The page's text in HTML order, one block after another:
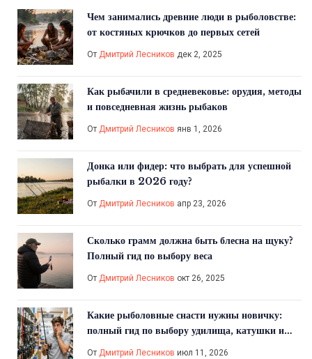
Чем занимались древние люди в рыболовстве:
от костяных крючков до первых сетей
От Дмитрий Лесников дек 2, 2025
Как рыбачили в средневековье: орудия, методы
и повседневная жизнь рыбаков
От Дмитрий Лесников янв 1, 2026
Донка или фидер: что выбрать для успешной
рыбалки в 2026 году?
От Дмитрий Лесников апр 23, 2026
Сколько грамм должна быть блесна на щуку?
Полный гид по выбору веса
От Дмитрий Лесников окт 26, 2025
Какие рыболовные снасти нужны новичку:
полный гид по выбору удилища, катушки и
От Дмитрий Лесников июл 11, 2026